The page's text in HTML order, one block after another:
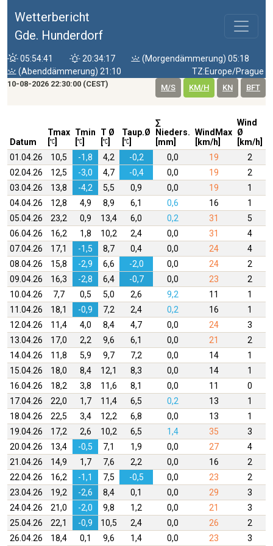
Wetterbericht
Gde. Hunderdorf
05:54:41 20:34:17
(Morgendämmerung) 05:18
(Abenddämmerung) 21:10
TZ:Europe/Prague
10-08-2026 22:30:00 (CEST) M/S KM/H KN BFT
Datum
Tmax Tmin
T Ø
Taup.Ø
∑
Nieders.
[mm]
WindMax
[km/h]
Wind
Ø
[km/h]
01.04.26 10,5 -1,8 4,2 -0,2 0,0 19 2
02.04.26
12,5 -3,0 4,7 -0,4 0,0 19
2
03.04.26
13,8 -4,2 5,5 0,9 0,0 19 1
04.04.26
12,8 4,9 8,9 6,1 0,6 16 1
05.04.26
23,2 0,9 13,4 6,0 0,2 31 5
06.04.26
16,2 1,8 10,2 2,4 0,0 31 4
07.04.26
17,1 -1,5 8,7 0,4 0,0 24
4
08.04.26
15,8 -2,9 6,6 -2,0 0,0 24 2
09.04.26
16,3 -2,8 6,4 -0,7 0,0 23 2
10.04.26
7,7 0,5 5,0 2,6 9,2 11
1
11.04.26
18,1 -0,9 7,2 2,4 0,2 16
1
12.04.26
11,4 4,0 8,4 4,7 0,0 24
3
13.04.26
17,0 2,2 9,6 6,1 0,0 21 2
14.04.26
11,8 5,9 9,7 7,2 0,0 14 1
15.04.26
18,0 8,4 12,1 8,3 0,0 14 1
16.04.26
18,2 3,8 11,6 8,1 0,0 11
0
17.04.26
22,0 1,7 11,4 6,5 0,2 13 1
18.04.26
22,5 3,4 12,2 6,8 0,0 13 1
19.04.26
17,2 2,6 10,2 6,5 1,4 35
3
20.04.26
13,4 -0,5 7,1 1,9 0,0 27 4
21.04.26
14,9 1,7 7,6 2,2 0,0 16 2
22.04.26
16,2 -1,1 7,5 -0,5 0,0 23 2
23.04.26
19,2 -2,6 8,4 0,1 0,0 29
3
24.04.26
21,0 -2,0 9,8 1,2 0,0 21 3
25.04.26
22,1 -0,9 10,5 2,4 0,0 26 2
26.04.26
18,4 0,1 9,6 1,4 0,0 23 3